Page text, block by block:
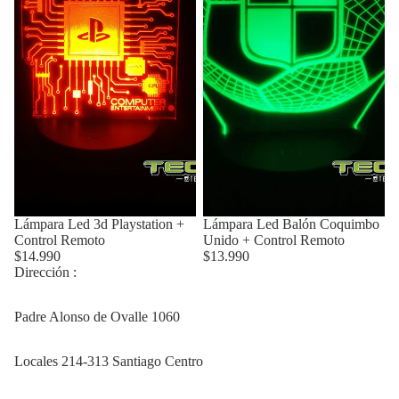
Lámpara Led 3d Playstation +
Control Remoto
$14.990
Lámpara Led Balón Coquimbo
Unido + Control Remoto
$13.990
Dirección :
Padre Alonso de Ovalle 1060
Locales 214-313 Santiago Centro